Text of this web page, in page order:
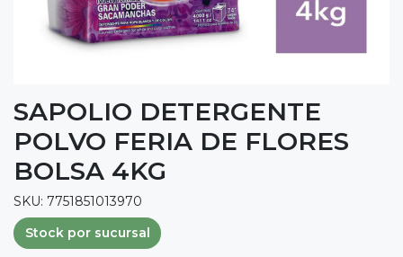
SAPOLIO DETERGENTE
POLVO FERIA DE FLORES
BOLSA 4KG
SKU: 7751851013970
Stock por sucursal